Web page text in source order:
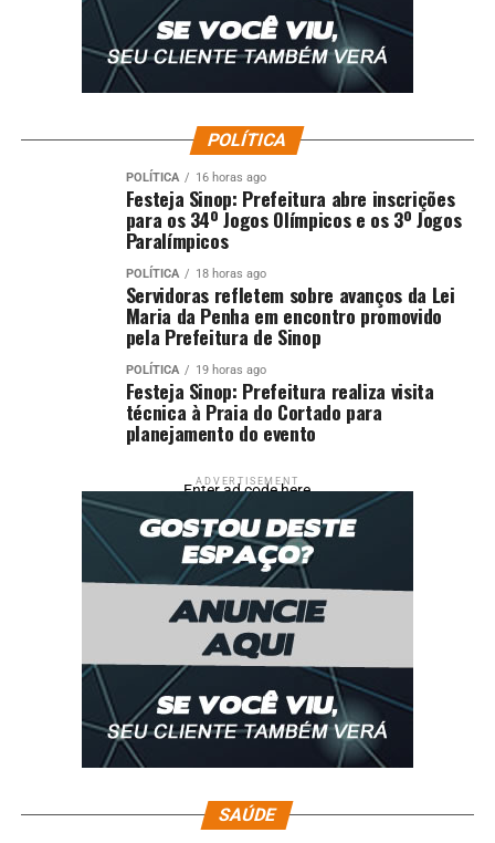
POLÍTICA
POLÍTICA 16 horas ago
Festeja Sinop: Prefeitura abre inscrições
para os 34º Jogos Olímpicos e os 3º Jogos
Paralímpicos
POLÍTICA 18 horas ago
Servidoras refletem sobre avanços da Lei
Maria da Penha em encontro promovido
pela Prefeitura de Sinop
POLÍTICA 19 horas ago
Festeja Sinop: Prefeitura realiza visita
técnica à Praia do Cortado para
planejamento do evento
ADVERTISEMENT
Enter ad code here
SAÚDE